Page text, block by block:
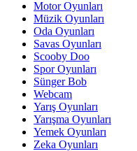
Motor Oyunları
Müzik Oyunları
Oda Oyunları
Savas Oyunları
Scooby Doo
Spor Oyunları
Sünger Bob
Webcam
Yarış Oyunları
Yarışma Oyunları
Yemek Oyunları
Zeka Oyunları